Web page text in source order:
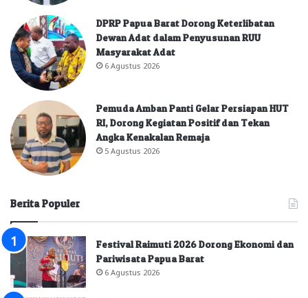
DPRP Papua Barat Dorong Keterlibatan
Dewan Adat dalam Penyusunan RUU
Masyarakat Adat
6 Agustus 2026
Pemuda Amban Panti Gelar Persiapan HUT
RI, Dorong Kegiatan Positif dan Tekan
Angka Kenakalan Remaja
5 Agustus 2026
Berita Populer
Festival Raimuti 2026 Dorong Ekonomi dan
Pariwisata Papua Barat
6 Agustus 2026